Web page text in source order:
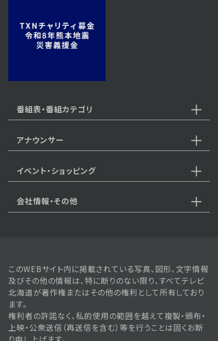
レ！？なアイテムを紹介！】
12月20日【中継：メガネサロンル
12月13日【中継：goodsauna &
2025年11月29日 放送
11月29日【中継：COFFEE CITY
FESTIVAL（コーヒーシティフェス
番組表・番組カテゴリ
アナウンサー
イベント・ショッピング
会社情報・その他
このWEBサイト内に掲載されている写真、図形、文字情報
及びその他の情報は、特に断りのない限り、すべてテレビ
北海道が著作権またはその他の権利として所有しており
ます。
権利者の許諾なく、私的使用の範囲を越えて複製・頒布・
上映・公衆送信（再送信を含む）等を行うことは固くお断